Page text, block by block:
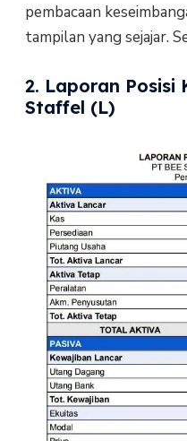
pembacaan
tampilan yang sejajar.
2. Laporan Posisi
Staffel (L)